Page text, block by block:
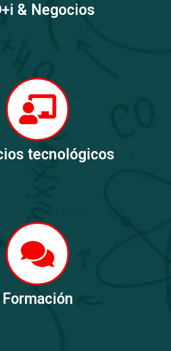
& Negocios
tecnológicos
Formación